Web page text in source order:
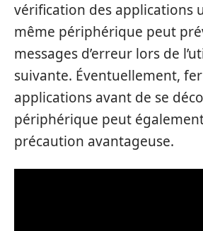
vérification des applications
même périphérique peut
messages d’erreur lors de
suivante. Éventuellement,
applications avant de se
périphérique peut
précaution avantageuse.